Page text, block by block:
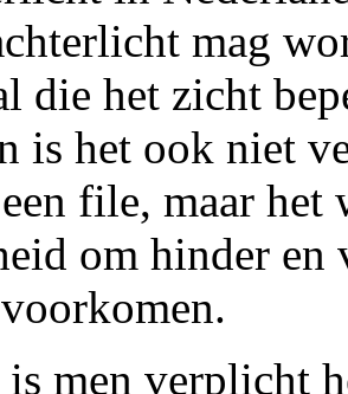
mag
die het zicht
is het ook niet
file, maar
om hinder en
men verplicht